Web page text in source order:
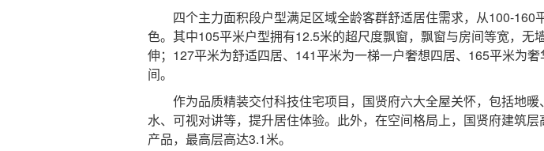
四个主力面积段户型满足区域全龄客群舒适居住需求，从100-160
色。其中105平米户型拥有12.5米的超尺度飘窗，飘窗与房间等宽，无
伸；127平米为舒适四居、141平米为一梯一户奢想四居、165平米为
间。
作为品质精装交付科技住宅项目，国贤府六大全屋关怀，包括地暖
水、可视对讲等，提升居住体验。此外，在空间格局上，国贤府建筑
产品，最高层高达3.1米。